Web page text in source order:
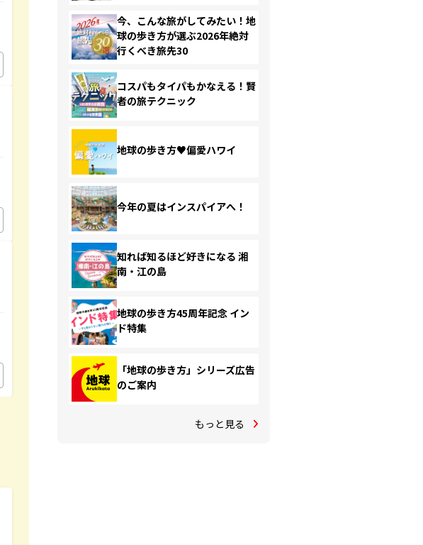
今、こんな旅がしてみたい！地
球の歩き方が選ぶ2026年絶対
行くべき旅先30
コスパもタイパもかなえる！賢
者の旅テクニック
地球の歩き方♥偏愛ハワイ
今年の夏はインスパイアへ！
知れば知るほど好きになる 湘
南・江の島
地球の歩き方45周年記念 イン
ド特集
「地球の歩き方」シリーズ広告
のご案内
もっと見る